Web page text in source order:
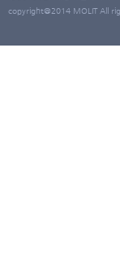
copyright@2014 MOLIT All